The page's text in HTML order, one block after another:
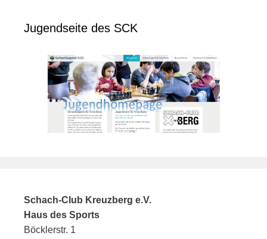
Jugendseite des SCK
Schach-Club Kreuzberg e.V.
Haus des Sports
Böcklerstr. 1